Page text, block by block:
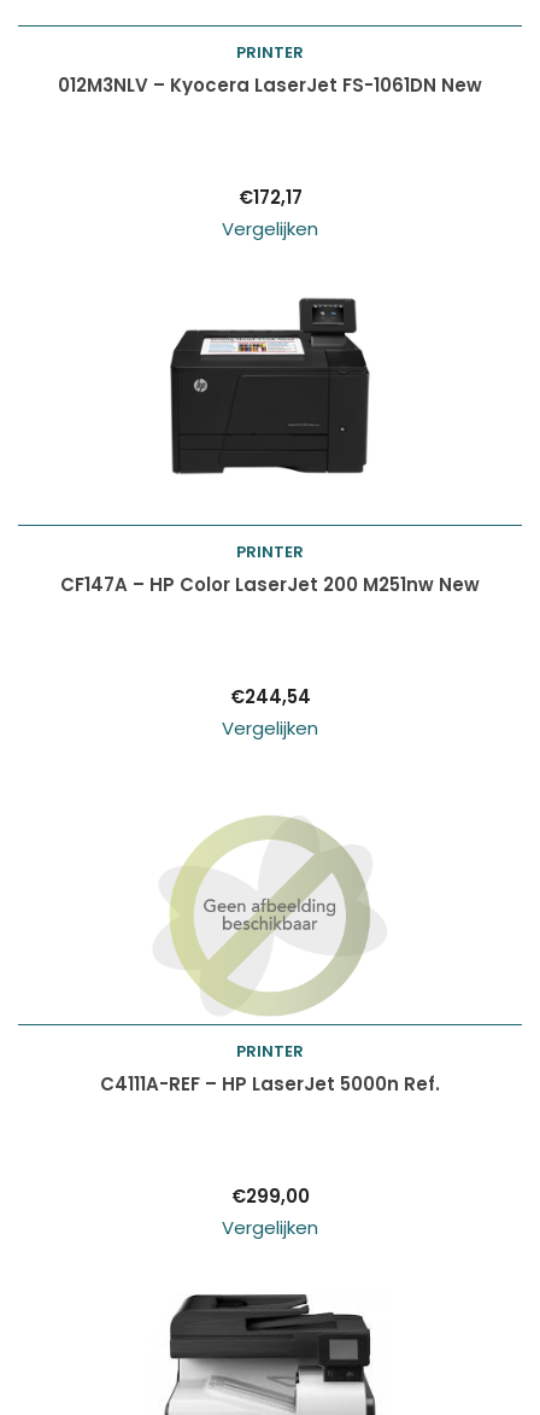
Toevoegen aan
PRINTER
012M3NLV – Kyocera LaserJet FS-1061DN New
€172,17
Vergelijken
Toevoegen aan
PRINTER
CF147A – HP Color LaserJet 200 M251nw New
€244,54
Vergelijken
Toevoegen aan
PRINTER
C4111A-REF – HP LaserJet 5000n Ref.
€299,00
Vergelijken
Producten
ZOEKEN